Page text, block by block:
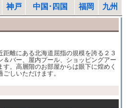
神戸 中国･四国 福岡 九州
離にある北海道屈指の規模を誇る２３
バー、屋内プール、ショッピングアー
。高層階のお部屋からは眼下に煌めく
しいただけます。